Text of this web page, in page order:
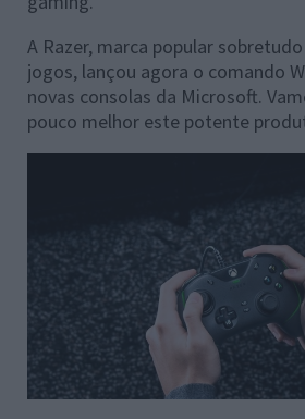
A Razer, marca popular
jogos, lançou agora o comando
novas consolas da Microsoft.
pouco melhor este potente